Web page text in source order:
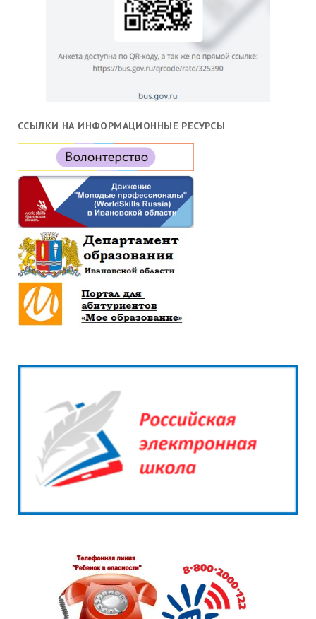
ССЫЛКИ НА ИНФОРМАЦИОННЫЕ РЕСУРСЫ